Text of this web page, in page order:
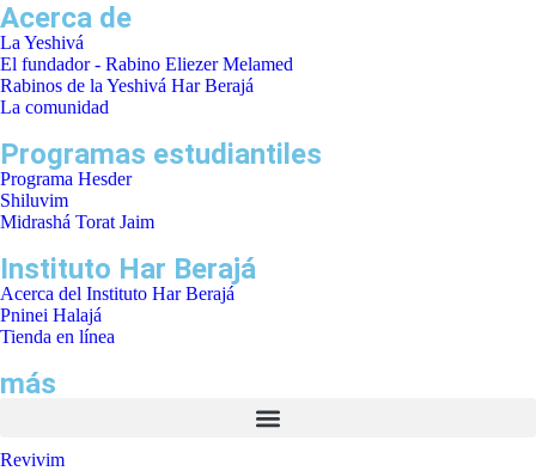
Acerca de
La Yeshivá
El fundador - Rabino Eliezer Melamed
Rabinos de la Yeshivá Har Berajá
La comunidad
Programas estudiantiles
Programa Hesder
Shiluvim
Midrashá Torat Jaim
Instituto Har Berajá
Acerca del Instituto Har Berajá
Pninei Halajá
Tienda en línea
más
Revivim